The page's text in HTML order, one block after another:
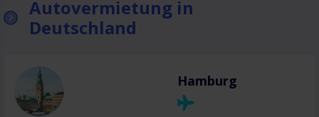
Autovermietung in
Deutschland
Hamburg